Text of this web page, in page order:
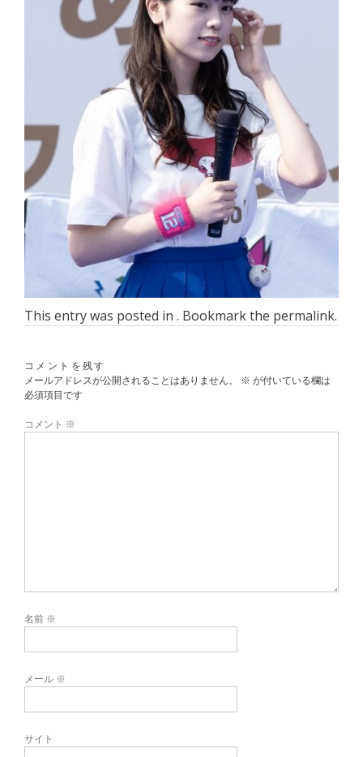
This entry was posted in . Bookmark the permalink.
コメントを残す
メールアドレスが公開されることはありません。
※ が付いている欄は
必須項目です
コメント ※
名前 ※
メール ※
サイト